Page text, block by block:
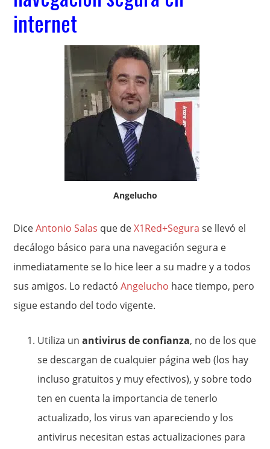
internet
Angelucho
DiceAntonio Salas que deX1Red+Segura se llevó el
decálogo básico para una navegación segura e
inmediatamente se lo hice leer a su madre y a todos
sus amigos. Lo redactóAngelucho hace tiempo, pero
sigue estando del todo vigente.
Utiliza unantivirus de confianza, no de los que
se descargan de cualquier página web (los hay
incluso gratuitos y muy efectivos), y sobre todo
ten en cuenta la importancia de tenerlo
actualizado, los virus van apareciendo y los
antivirus necesitan estas actualizaciones para